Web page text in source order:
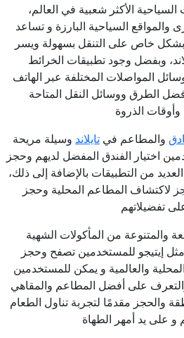
الأكثر شعبية في العالم،
والمواقع السياحية البارزة و تساعد
بشكل خاص على التنقل بسهولة ويسر
وبفضل وجود تطبيقات الخرائط
المواصلات المختلفة عبر الهاتف
الطرق ووسائل النقل المتاحة
الذروة
والمطاعم في تايلاند وسيلة مريحة
اختيار الفندق المفضل لديهم وحجز
من التطبيقات بالإضافة إلى ذلك،
لاكتشاف المطاعم المحلية وحجز
تفضيلاتهم
والمتنوعة من المأكولات الشهية
مثل إيتيجو للمستخدمين تصفح وحجز
والعالمية و يمكن للمستخدمين
على أفضل المطاعم والمقاهي
والحجز مقدمًا لتجربة تناول الطعام
على يد أمهر الطهاة